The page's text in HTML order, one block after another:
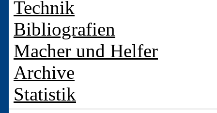
Technik
Bibliografien
Macher und Helfer
Archive
Statistik